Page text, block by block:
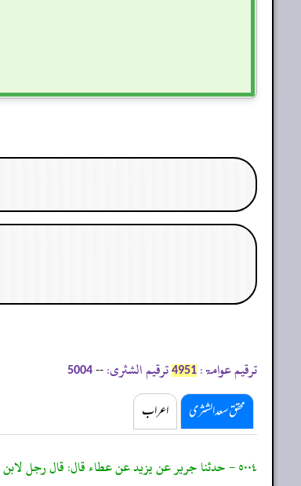
ترقیم عوامۃ: 4951 ترقیم الشثری: --
5004
محقق سعد الشثری اعراب
٥٠٠٤ - حدثنا جرير عن يزيد عن عطاء قال: قال رجل لابن عباس: إني نمت في المسجد الحرام فاحتلمت فقال: اما